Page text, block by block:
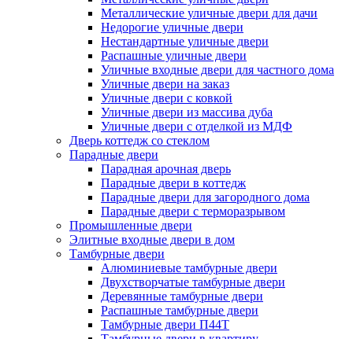
Металлические уличные двери для дачи
Недорогие уличные двери
Нестандартные уличные двери
Распашные уличные двери
Уличные входные двери для частного дома
Уличные двери на заказ
Уличные двери с ковкой
Уличные двери из массива дуба
Уличные двери с отделкой из МДФ
Дверь коттедж со стеклом
Парадные двери
Парадная арочная дверь
Парадные двери в коттедж
Парадные двери для загородного дома
Парадные двери с терморазрывом
Промышленные двери
Элитные входные двери в дом
Тамбурные двери
Алюминиевые тамбурные двери
Двухстворчатые тамбурные двери
Деревянные тамбурные двери
Распашные тамбурные двери
Тамбурные двери П44Т